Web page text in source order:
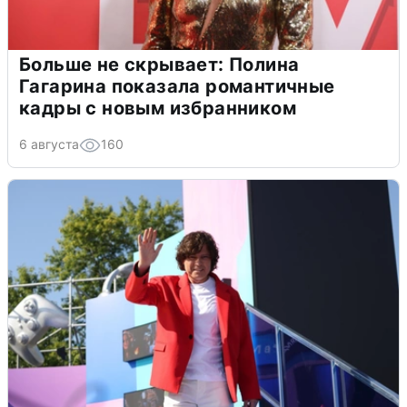
Больше не скрывает: Полина
Гагарина показала романтичные
кадры с новым избранником
6 августа 160